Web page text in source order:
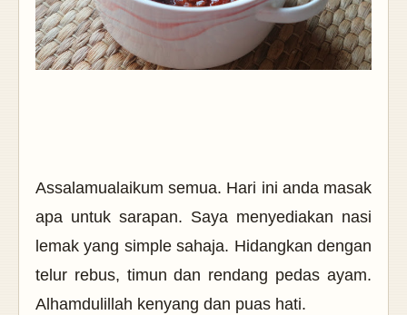
Assalamualaikum semua. Hari ini anda masak
apa untuk sarapan. Saya menyediakan nasi
lemak yang simple sahaja. Hidangkan dengan
telur rebus, timun dan rendang pedas ayam.
Alhamdulillah kenyang dan puas hati.